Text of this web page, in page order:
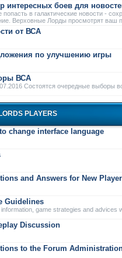
интересных боев для
попасть в галактические новости -
Верховные Лорды просмотрят ваш
от ВСА
по улучшению игры
ВСА
Состоятся очередные выборы
PLAYERS
change interface language
and Answers for New
Guidelines
information, game strategies and advices
Discussion
to the Forum